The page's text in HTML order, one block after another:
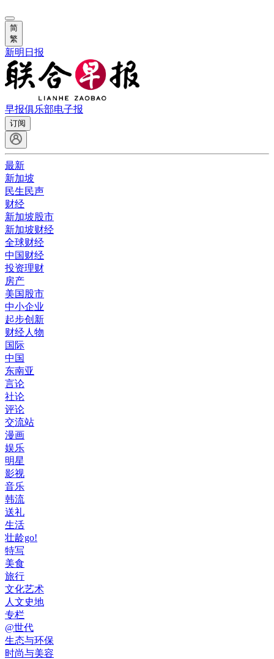
简
繁
新明日报
早报俱乐部电子报
订阅
最新
新加坡
民生民声
财经
新加坡股市
新加坡财经
全球财经
中国财经
投资理财
房产
美国股市
中小企业
起步创新
财经人物
国际
中国
东南亚
言论
社论
评论
交流站
漫画
娱乐
明星
影视
音乐
韩流
送礼
生活
壮龄go!
特写
美食
旅行
文化艺术
人文史地
专栏
@世代
生态与环保
时尚与美容